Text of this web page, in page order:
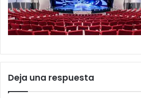
Deja una respuesta